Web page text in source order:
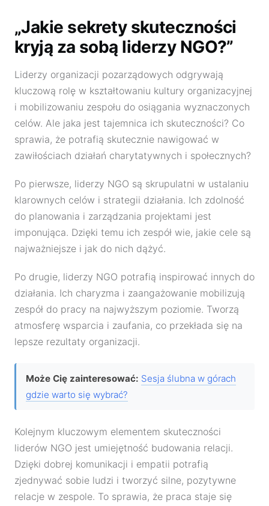
„Jakie sekrety skuteczności
kryją za sobą liderzy NGO?”
Liderzy organizacji pozarządowych odgrywają
kluczową rolę w kształtowaniu kultury organizacyjnej
i mobilizowaniu zespołu do osiągania wyznaczonych
celów. Ale jaka jest tajemnica ich skuteczności? Co
sprawia, że potrafią skutecznie nawigować w
zawiłościach działań charytatywnych i społecznych?
Po pierwsze, liderzy NGO są skrupulatni w ustalaniu
klarownych celów i strategii działania. Ich zdolność
do planowania i zarządzania projektami jest
imponująca. Dzięki temu ich zespół wie, jakie cele są
najważniejsze i jak do nich dążyć.
Po drugie, liderzy NGO potrafią inspirować innych do
działania. Ich charyzma i zaangażowanie mobilizują
zespół do pracy na najwyższym poziomie. Tworzą
atmosferę wsparcia i zaufania, co przekłada się na
lepsze rezultaty organizacji.
Może Cię zainteresować: Sesja ślubna w górach
gdzie warto się wybrać?
Kolejnym kluczowym elementem skuteczności
liderów NGO jest umiejętność budowania relacji.
Dzięki dobrej komunikacji i empatii potrafią
zjednywać sobie ludzi i tworzyć silne, pozytywne
relacje w zespole. To sprawia, że praca staje się